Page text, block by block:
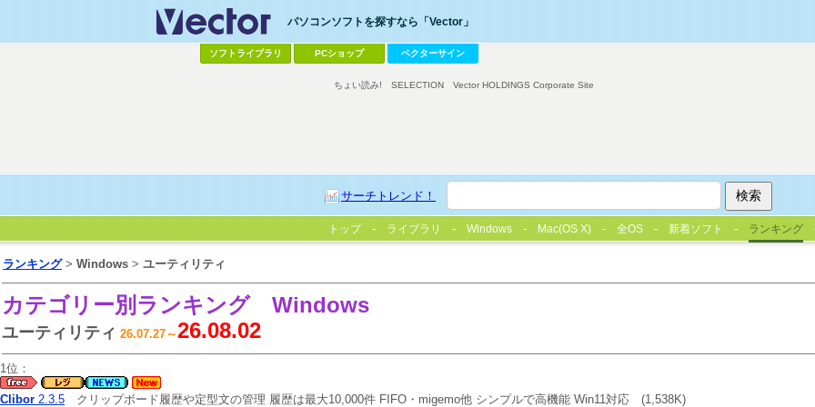
パソコンソフトを探すなら「Vector」
ソフトライブラリ PCショップ ベクターサイン
サーチトレンド！
ちょい読み! SELECTION Vector HOLDINGS Corporate Site
トップ ライブラリ Windows Mac(OS X) 全OS 新着ソフト ランキング
ランキング> Windows > ユーティリティ
カテゴリー別ランキング Windows
ユーティリティ 26.07.27～26.08.02
1位：
Clibor 2.3.5 クリップボード履歴や定型文の管理 履歴は最大10,000件 FIFO・migemo他 シンプルで高機能 Win11対応 (1,538K)